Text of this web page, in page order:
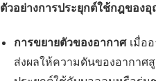
ตัวอย่างการประยุกต์ใช้กฎของ
การขยายตัวของอากาศเมื่ออ
ส่งผลให้ความดันของอากาศ